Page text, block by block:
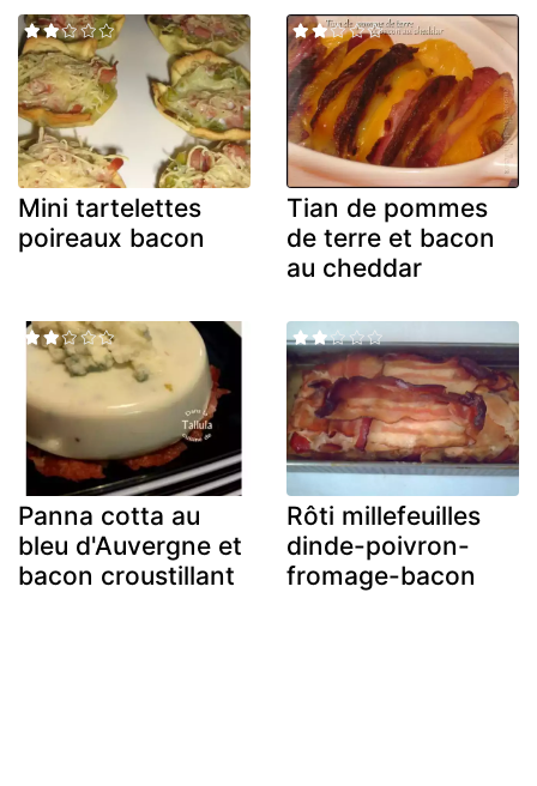
Mini tartelettes
poireaux bacon
Tian de pommes
de terre et bacon
au cheddar
Panna cotta au
bleu d'Auvergne et
bacon croustillant
Rôti millefeuilles
dinde-poivron-
fromage-bacon